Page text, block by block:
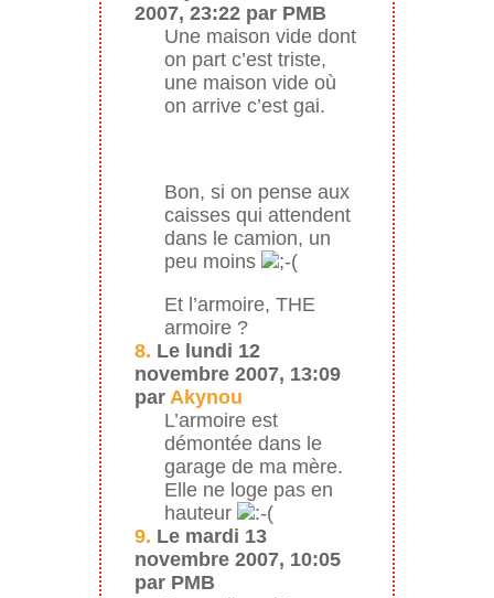
2007, 23:22 par PMB
Une maison vide dont
on part c’est triste,
une maison vide où
on arrive c’est gai.
Bon, si on pense aux
caisses qui attendent
dans le camion, un
peu moins
Et l’armoire, THE
armoire ?
8. Le lundi 12
novembre 2007, 13:09
par Akynou
L’armoire est
démontée dans le
garage de ma mère.
Elle ne loge pas en
hauteur
9. Le mardi 13
novembre 2007, 10:05
par PMB